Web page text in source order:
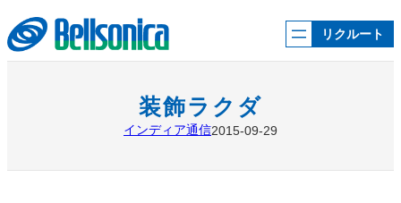
容
を
ス
リクルート
装飾ラクダ
インディア通信2015-09-29